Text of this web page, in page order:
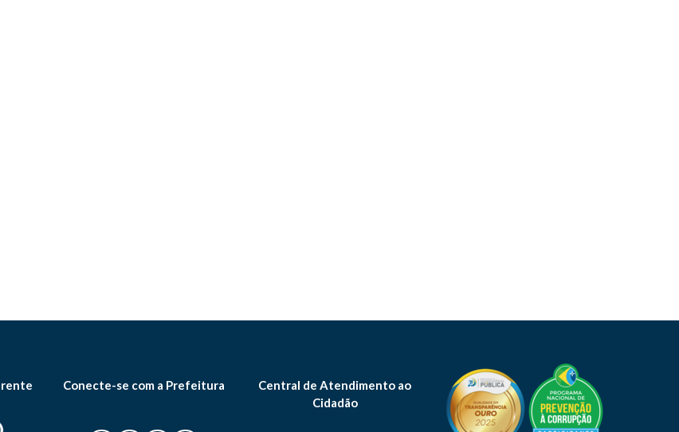
Conecte-se com a Prefeitura
Central de Atendimento ao
Cidadão